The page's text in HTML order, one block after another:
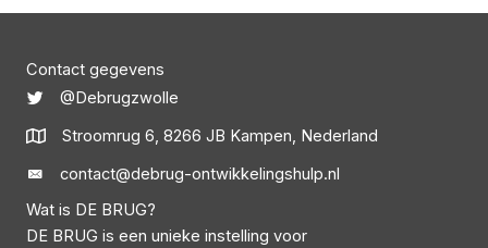
Contact gegevens
@Debrugzwolle
Stroomrug 6, 8266 JB Kampen, Nederland
contact@debrug-ontwikkelingshulp.nl
Wat is DE BRUG?
DE BRUG is een unieke instelling voor